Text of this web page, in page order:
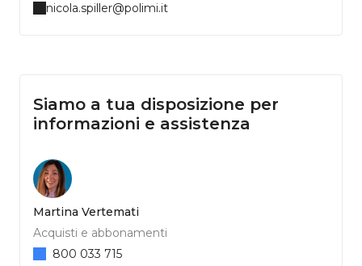
nicola.spiller@polimi.it
Siamo a tua disposizione per
informazioni e assistenza
Martina Vertemati
Acquisti e abbonamenti
800 033 715